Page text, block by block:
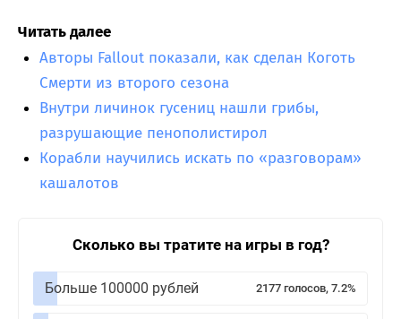
Читать далее
Авторы Fallout показали, как сделан Коготь
Смерти из второго сезона
Внутри личинок гусениц нашли грибы,
разрушающие пенополистирол
Корабли научились искать по «разговорам»
кашалотов
Сколько вы тратите на игры в год?
Больше 100000 рублей 2177 голосов, 7.2%